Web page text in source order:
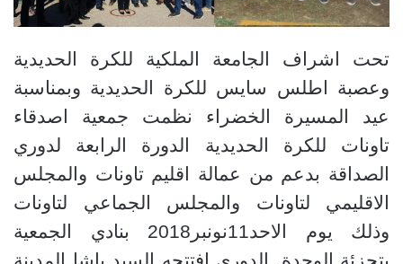
تحت اشراف الجامعة الملكية للكرة الحديدية
وعصبة اطلس سايس للكرة الحديدية وبمناسبة
عيد المسيرة الخضراء نظمت جمعية اصدقاء
تاونات للكرة الحديدية الدورة الرابعة لدوري
الصداقة بدعم من عمالة اقليم تاونات والمجلس
الاقليمي لتاونات والمجلس الجماعي لتاونات
وذلك يوم الاحد11نونبر2018 بنادي الجمعية